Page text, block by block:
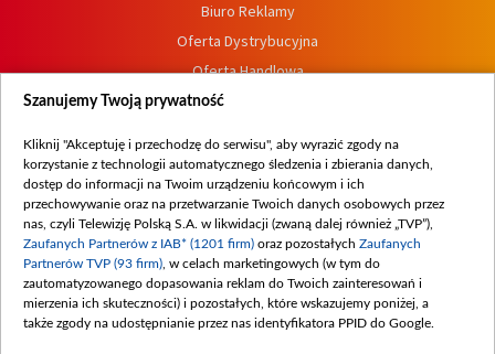
Biuro Reklamy
Oferta Dystrybucyjna
Oferta Handlowa
Dostępność
Procedura zgłoszeń wewnętrznych
Szanujemy Twoją prywatność
Kliknij "Akceptuję i przechodzę do serwisu", aby wyrazić zgody na
korzystanie z technologii automatycznego śledzenia i zbierania danych,
dostęp do informacji na Twoim urządzeniu końcowym i ich
przechowywanie oraz na przetwarzanie Twoich danych osobowych przez
nas, czyli Telewizję Polską S.A. w likwidacji (zwaną dalej również „TVP”),
Zaufanych Partnerów z IAB* (1201 firm) oraz pozostałych Zaufanych
Partnerów TVP (93 firm) , w celach marketingowych (w tym do
zautomatyzowanego dopasowania reklam do Twoich zainteresowań i
mierzenia ich skuteczności) i pozostałych, które wskazujemy poniżej, a
także zgody na udostępnianie przez nas identyfikatora PPID do Google.